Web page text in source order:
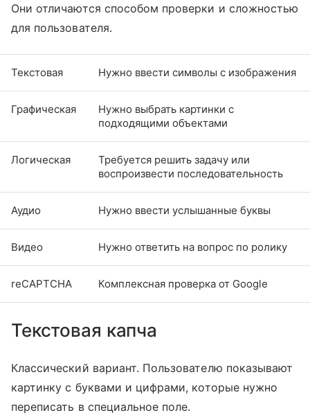
Они отличаются способом проверки и сложностью
для пользователя.
Текстовая Нужно ввести символы с изображения
Графическая
Нужно выбрать картинки с
подходящими объектами
Логическая
Требуется решить задачу или
воспроизвести последовательность
Аудио Нужно ввести услышанные буквы
Видео Нужно ответить на вопрос по ролику
reCAPTCHA Комплексная проверка от Google
Текстовая капча
Классический вариант. Пользователю показывают
картинку с буквами и цифрами, которые нужно
переписать в специальное поле.